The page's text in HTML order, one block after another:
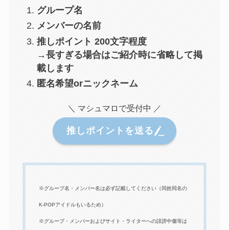
グループ名
メンバーの名前
推しポイント 200文字程度
→長すぎる場合はご紹介時に省略して掲
載します
匿名希望orニックネーム
＼ マシュマロで受付中 ／
推しポイントを送る
※グループ名・メンバー名は必ず記載してください（同姓同名の
K-POPアイドルもいるため）
※グループ・メンバーおよびサイト・ライターへの誹謗中傷等は